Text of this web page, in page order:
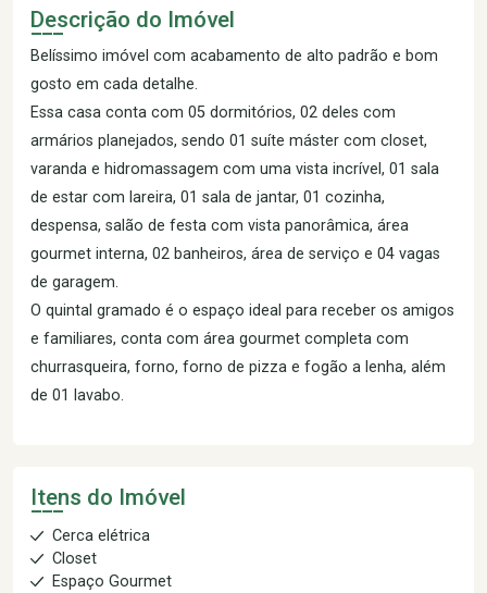
Descrição do Imóvel
Belíssimo imóvel com acabamento de alto padrão e bom
gosto em cada detalhe.
Essa casa conta com 05 dormitórios, 02 deles com
armários planejados, sendo 01 suíte máster com closet,
varanda e hidromassagem com uma vista incrível, 01 sala
de estar com lareira, 01 sala de jantar, 01 cozinha,
despensa, salão de festa com vista panorâmica, área
gourmet interna, 02 banheiros, área de serviço e 04 vagas
de garagem.
O quintal gramado é o espaço ideal para receber os amigos
e familiares, conta com área gourmet completa com
churrasqueira, forno, forno de pizza e fogão a lenha, além
de 01 lavabo.
Itens do Imóvel
Cerca elétrica
Closet
Espaço Gourmet